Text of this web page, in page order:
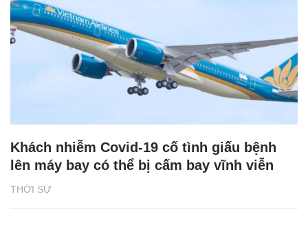
THỜI SỰ
Khách nhiễm Covid-19 cố tình giấu bệnh
lên máy bay có thể bị cấm bay vĩnh viễn